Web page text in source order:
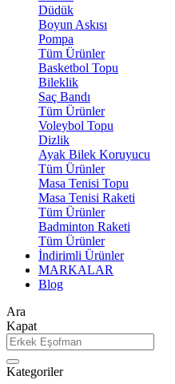
Düdük
Boyun Askısı
Pompa
Tüm Ürünler
Basketbol Topu
Bileklik
Saç Bandı
Tüm Ürünler
Voleybol Topu
Dizlik
Ayak Bilek Koruyucu
Tüm Ürünler
Masa Tenisi Topu
Masa Tenisi Raketi
Tüm Ürünler
Badminton Raketi
Tüm Ürünler
İndirimli Ürünler
MARKALAR
Blog
Ara
Kapat
Kategoriler